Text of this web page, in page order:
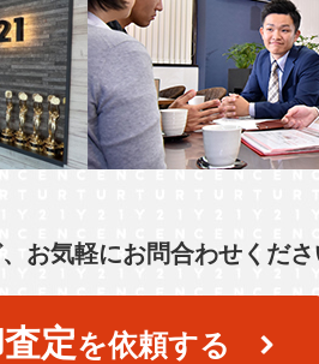
お気軽にお問合わせくださ
定を依頼する